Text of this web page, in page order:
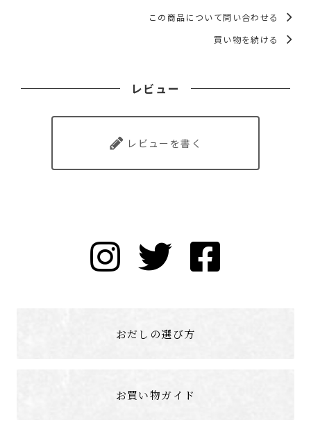
この商品について問い合わせる
買い物を続ける
レビュー
レビューを書く
おだしの選び方
お買い物ガイド